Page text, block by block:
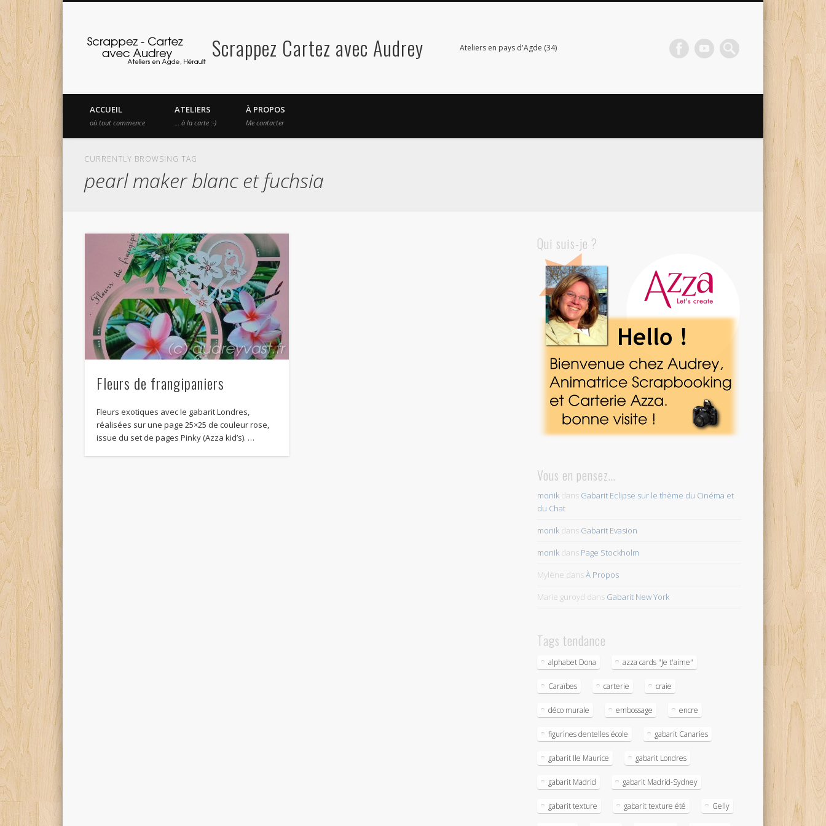
Scrappez Cartez avec Audrey Ateliers en pays d'Agde (34)
FacebookVimeo
ACCUEIL
où tout commence
ATELIERS
… à la carte :-)
À PROPOS
Me contacter
CURRENTLY BROWSING TAG
pearl maker blanc et fuchsia
Fleurs de frangipaniers
Fleurs exotiques avec le gabarit Londres,
réalisées sur une page 25×25 de couleur rose,
issue du set de pages Pinky (Azza kid’s). …
Qui suis-je ?
Vous en pensez…
monik dans Gabarit Eclipse sur le thème du Cinéma et
du Chat
monik dans Gabarit Evasion
monik dans Page Stockholm
Mylène dansÀ Propos
Marie guroyd dans Gabarit New York
Tags tendance
alphabet Dona azza cards "Je t'aime"
Caraïbes carterie craie
déco murale embossage encre
figurines dentelles école gabarit Canaries
gabarit Ile Maurice gabarit Londres
gabarit Madrid gabarit Madrid-Sydney
gabarit texture gabarit texture été Gelly